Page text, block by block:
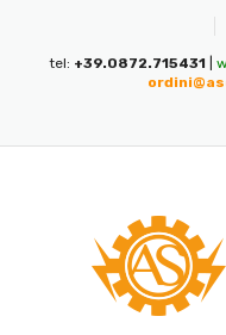
tel: +39.0872.715431